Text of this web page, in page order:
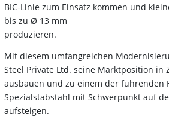
BIC-Linie zum Einsatz kommen und
bis zu Ø 13 mm
produzieren.
Mit diesem umfangreichen
Steel Private Ltd. seine Marktposition in
ausbauen und zu einem der führenden
Spezialstabstahl mit Schwerpunkt auf
aufsteigen.